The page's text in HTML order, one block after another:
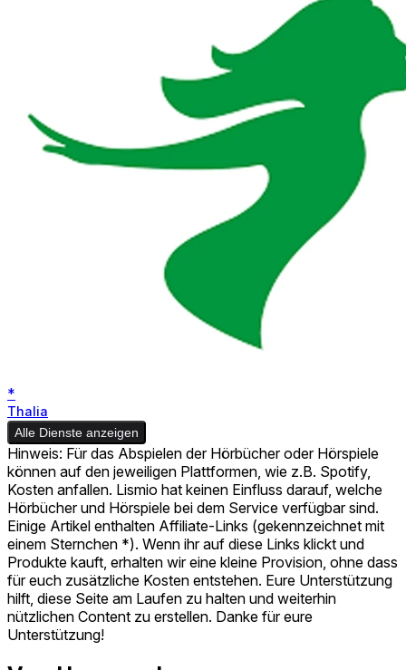
*
Thalia
Alle Dienste anzeigen
Hinweis: Für das Abspielen der Hörbücher oder Hörspiele
können auf den jeweiligen Plattformen, wie z.B. Spotify,
Kosten anfallen. Lismio hat keinen Einfluss darauf, welche
Hörbücher und Hörspiele bei dem Service verfügbar sind.
Einige Artikel enthalten Affiliate-Links (gekennzeichnet mit
einem Sternchen *). Wenn ihr auf diese Links klickt und
Produkte kauft, erhalten wir eine kleine Provision, ohne dass
für euch zusätzliche Kosten entstehen. Eure Unterstützung
hilft, diese Seite am Laufen zu halten und weiterhin
nützlichen Content zu erstellen. Danke für eure
Unterstützung!